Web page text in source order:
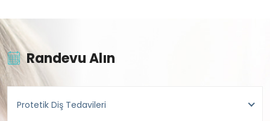
Randevu Alın
Protetik Diş Tedavileri